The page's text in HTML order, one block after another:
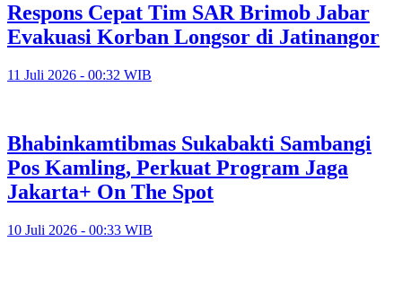
Respons Cepat Tim SAR Brimob Jabar
Evakuasi Korban Longsor di Jatinangor
11 Juli 2026 - 00:32 WIB
Bhabinkamtibmas Sukabakti Sambangi
Pos Kamling, Perkuat Program Jaga
Jakarta+ On The Spot
10 Juli 2026 - 00:33 WIB